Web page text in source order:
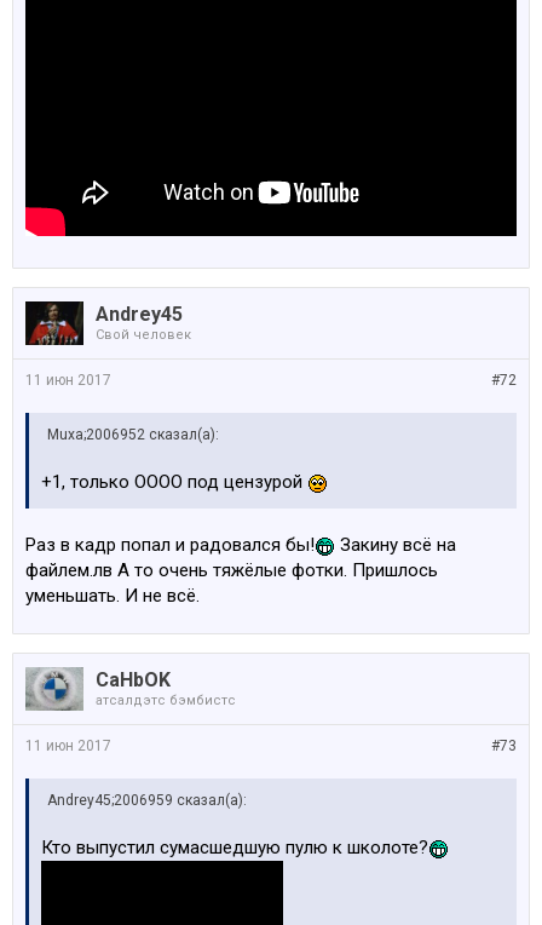
Andrey45
Свой человек
#72
11 июн 2017
Muxa;2006952 сказал(а):
+1, только OOOO под цензурой
Раз в кадр попал и радовался бы!
Закину всё на
файлем.лв А то очень тяжёлые фотки. Пришлось
уменьшать. И не всё.
CaHbOK
атсалдэтс бэмбистс
#73
11 июн 2017
Andrey45;2006959 сказал(а):
Кто выпустил сумасшедшую пулю к школоте?